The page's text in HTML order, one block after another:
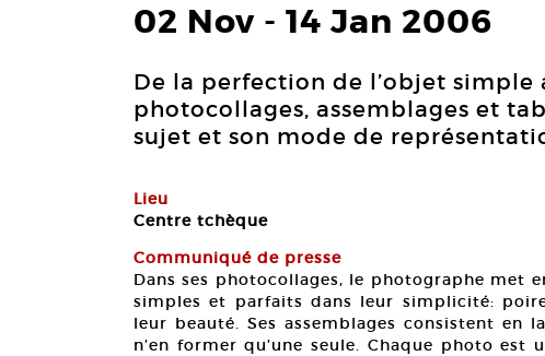
02 Nov - 14 Jan 2006
De la perfection de l’objet
photocollages, assemblages et
sujet et son mode de
Lieu
Centre tchèque
Communiqué de presse
Dans ses photocollages, le photographe met
simples et parfaits dans leur simplicité:
leur beauté. Ses assemblages consistent
n’en former qu’une seule. Chaque photo